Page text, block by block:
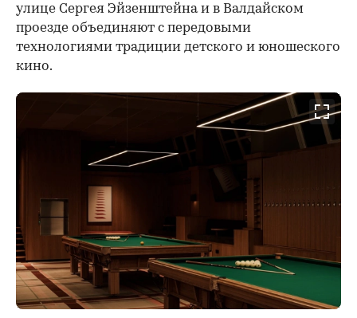
улице Сергея Эйзенштейна и в Валдайском
проезде объединяют с передовыми
технологиями традиции детского и юношеского
кино.